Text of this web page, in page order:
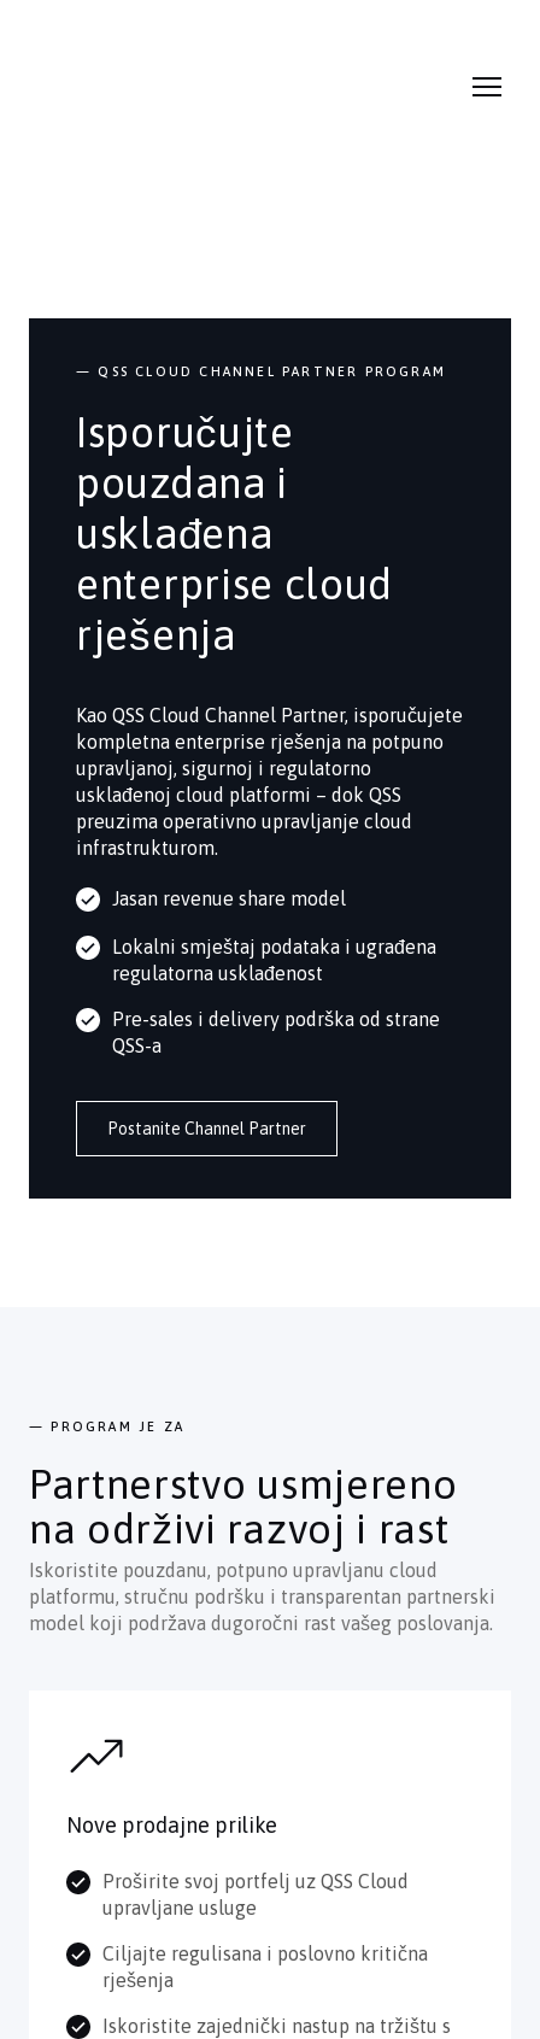
— QSS CLOUD CHANNEL PARTNER PROGRAM
Isporučujte
pouzdana i
usklađena
enterprise cloud
rješenja
Kao QSS Cloud Channel Partner, isporučujete
kompletna enterprise rješenja na potpuno
upravljanoj, sigurnoj i regulatorno
usklađenoj cloud platformi – dok QSS
preuzima operativno upravljanje cloud
infrastrukturom.
Jasan revenue share model
Lokalni smještaj podataka i ugrađena
regulatorna usklađenost
Pre-sales i delivery podrška od strane
QSS-a
Postanite Channel Partner
— PROGRAM JE ZA
Partnerstvo usmjereno
na održivi razvoj i rast
Iskoristite pouzdanu, potpuno upravljanu cloud
platformu, stručnu podršku i transparentan partnerski
model koji podržava dugoročni rast vašeg poslovanja.
Nove prodajne prilike
Proširite svoj portfelj uz QSS Cloud
upravljane usluge
Ciljajte regulisana i poslovno kritična
rješenja
Iskoristite zajednički nastup na tržištu s